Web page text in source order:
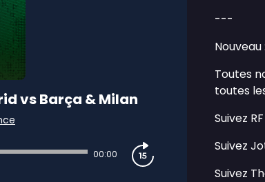
vs Barça & Milan
00:00
---
Toutes
toutes
Suivez
Suivez
Suivez